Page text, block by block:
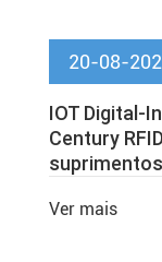
20-08-
IOT Digital-
Century
Ver mais